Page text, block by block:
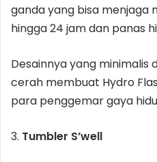
ganda yang bisa menjaga
hingga 24 jam dan panas
Desainnya yang
cerah membuat Hydro
para penggemar gaya
3. Tumbler S’well